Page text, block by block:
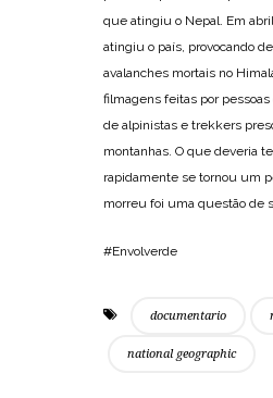
que atingiu o Nepal. Em
atingiu o país, provocando
avalanches mortais no
filmagens feitas por
de alpinistas e trekkers
montanhas. O que deveria
rapidamente se tornou um
morreu foi uma questão de
#Envolverde
documentario
national geographic